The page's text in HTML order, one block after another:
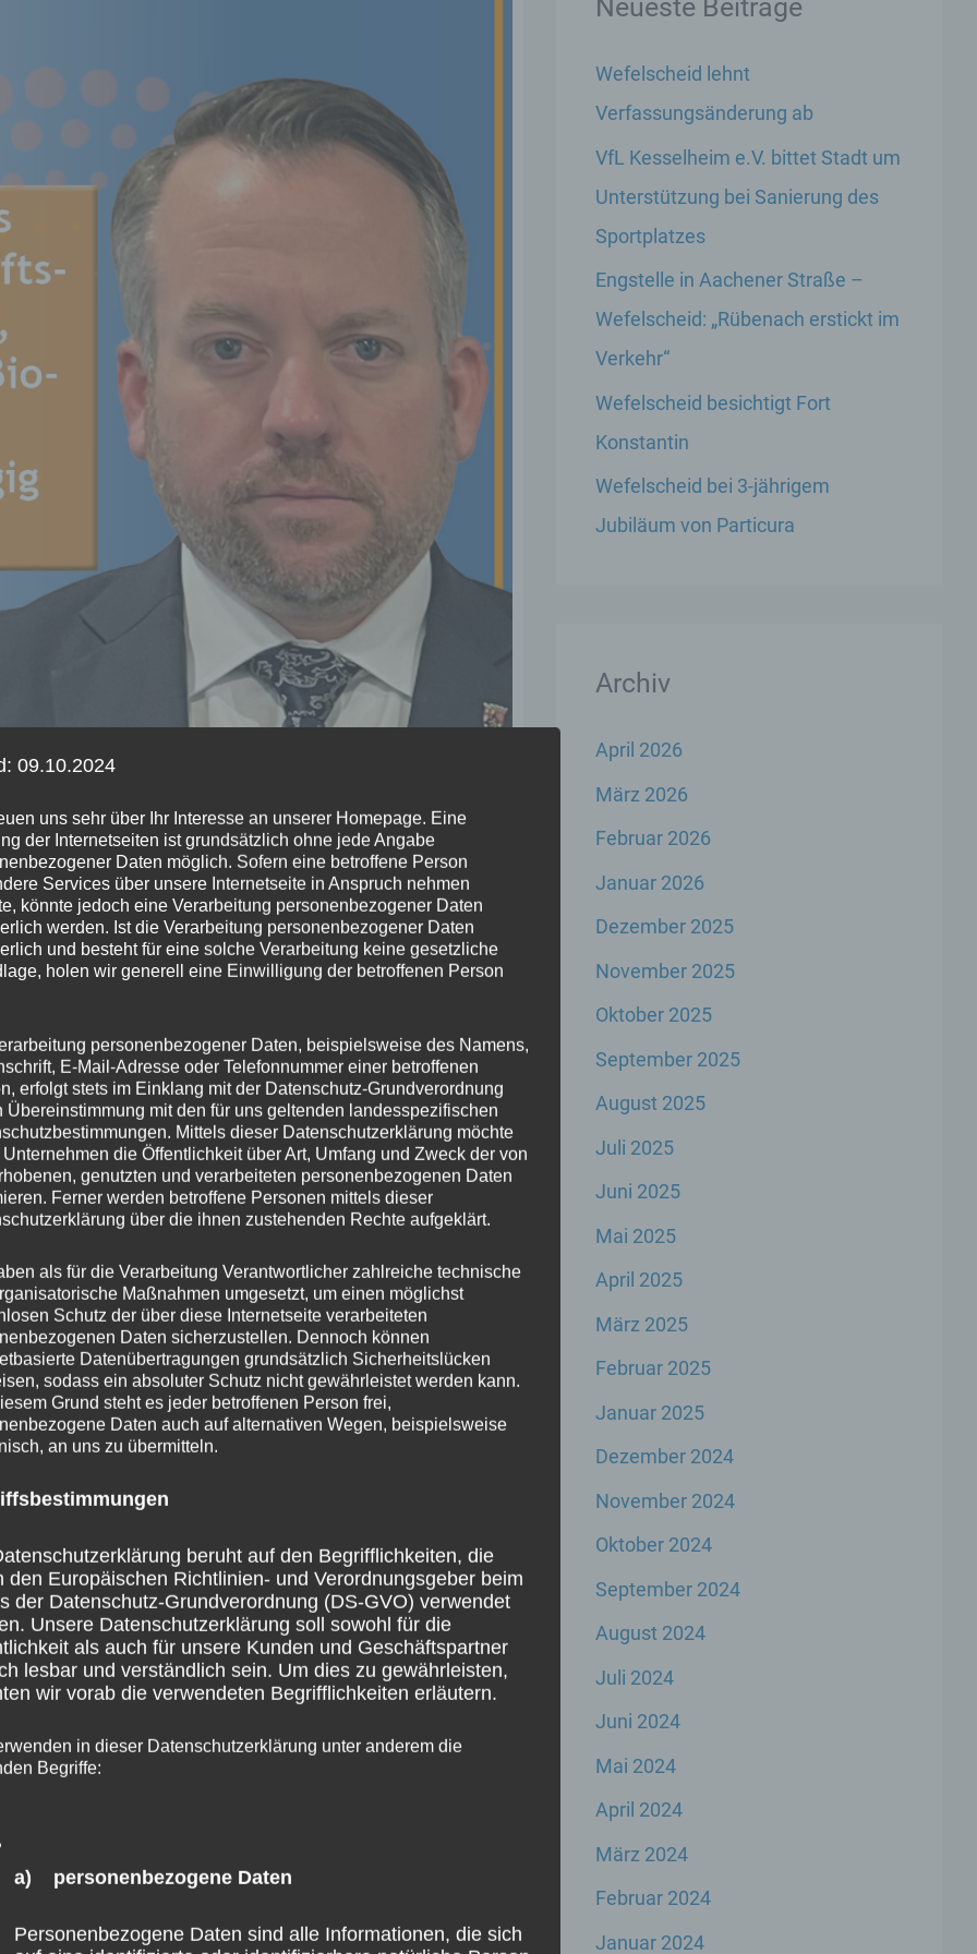
zur Zukunft von Wissenschaft und Wirtschaft
beflügelt die Phantasie von Landes- und
Die Expansion von Unternehmen soll in Mainz
der wirtschaftspolitische Sprecher der FREIE-
Stadtverwaltung zusammenarbeiten. Konkret sei die
damit beauftragt, Anfragen und Flächengesuche von
sei die Zentrale Beteiligungsgesellschaft der Stadt
aus Mainz in Kontakt, die expansionsbedingt nach
Anfragen von Ansiedlungsinteressenten
für hochschulnahes Gewerbe an der Saarstraße
LifeScience Campus wird dann Laborkapazitäten
dort tätig, damit sich Start-ups in Mainz gründen
die Möglichkeit auch Bestandhallen in Labore
der Wirtschaftsministerin Daniela Schmitt auch immer
auch Förderungen beantragt werden könnten.
im Land auch anderen Ortes anzusiedeln,
Anfragen auch Koblenz ins Gespräch gebracht.
aussprechen. „Grundsätzlich muss es Ziel der
auszuschöpfen, unabhängig vom Ort. Denn
Neueste Beiträge
Wefelscheid lehnt
Verfassungsänderung ab
VfL Kesselheim e.V. bittet Stadt um
Unterstützung bei Sanierung des
Sportplatzes
Engstelle in Aachener Straße –
Wefelscheid: „Rübenach erstickt im
Verkehr“
Wefelscheid besichtigt Fort
Konstantin
Wefelscheid bei 3-jährigem
Jubiläum von Particura
Archiv
April 2026
März 2026
Februar 2026
Januar 2026
Dezember 2025
November 2025
Oktober 2025
September 2025
August 2025
Juli 2025
Juni 2025
Mai 2025
April 2025
März 2025
Februar 2025
Januar 2025
Dezember 2024
November 2024
Oktober 2024
September 2024
August 2024
Juli 2024
Juni 2024
Mai 2024
April 2024
März 2024
Februar 2024
Januar 2024
09.10.2024
uns sehr über Ihr Interesse an unserer Homepage. Eine
der Internetseiten ist grundsätzlich ohne jede Angabe
Daten möglich. Sofern eine betroffene Person
Services über unsere Internetseite in Anspruch nehmen
könnte jedoch eine Verarbeitung personenbezogener Daten
werden. Ist die Verarbeitung personenbezogener Daten
und besteht für eine solche Verarbeitung keine gesetzliche
holen wir generell eine Einwilligung der betroffenen Person
personenbezogener Daten, beispielsweise des Namens,
E-Mail-Adresse oder Telefonnummer einer betroffenen
erfolgt stets im Einklang mit der Datenschutz-Grundverordnung
Übereinstimmung mit den für uns geltenden landesspezifischen
Mittels dieser Datenschutzerklärung möchte
Unternehmen die Öffentlichkeit über Art, Umfang und Zweck der von
genutzten und verarbeiteten personenbezogenen Daten
Ferner werden betroffene Personen mittels dieser
über die ihnen zustehenden Rechte aufgeklärt.
als für die Verarbeitung Verantwortlicher zahlreiche technische
Maßnahmen umgesetzt, um einen möglichst
Schutz der über diese Internetseite verarbeiteten
Daten sicherzustellen. Dennoch können
Datenübertragungen grundsätzlich Sicherheitslücken
sodass ein absoluter Schutz nicht gewährleistet werden kann.
Grund steht es jeder betroffenen Person frei,
Daten auch auf alternativen Wegen, beispielsweise
an uns zu übermitteln.
beruht auf den Begrifflichkeiten, die
den Europäischen Richtlinien- und Verordnungsgeber beim
der Datenschutz-Grundverordnung (DS-GVO) verwendet
Unsere Datenschutzerklärung soll sowohl für die
als auch für unsere Kunden und Geschäftspartner
lesbar und verständlich sein. Um dies zu gewährleisten,
wir vorab die verwendeten Begrifflichkeiten erläutern.
in dieser Datenschutzerklärung unter anderem die
Begriffe:
a) personenbezogene Daten
Personenbezogene Daten sind alle Informationen, die sich